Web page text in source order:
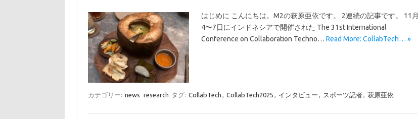
はじめに こんにちは。M2の萩原亜依です。 2連続の記事です。 11月
4〜7日にインドネシアで開催された The 31st International
Conference on Collaboration Techno… Read More: CollabTech… »
カテゴリー: news research タグ: CollabTech , CollabTech2025 , インタビュー , スポーツ記者, 萩原亜依